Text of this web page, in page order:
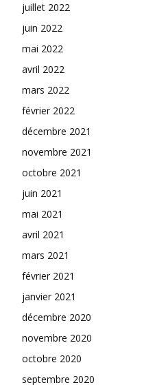
juillet 2022
juin 2022
mai 2022
avril 2022
mars 2022
février 2022
décembre 2021
novembre 2021
octobre 2021
juin 2021
mai 2021
avril 2021
mars 2021
février 2021
janvier 2021
décembre 2020
novembre 2020
octobre 2020
septembre 2020